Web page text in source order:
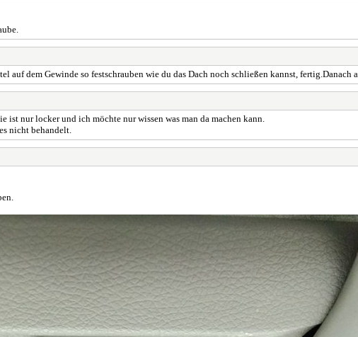
auf dem Gewinde so festschrauben wie du das Dach noch schließen kannst, fertig.Danach
ist nur locker und ich möchte nur wissen was man da machen kann.
nicht behandelt.